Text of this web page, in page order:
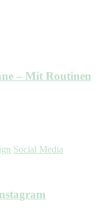
– Mit Routinen
Social Media